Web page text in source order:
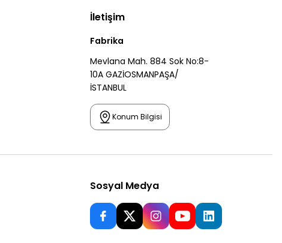
İletişim
Fabrika
Mevlana Mah. 884 Sok No:8-
10A GAZİOSMANPAŞA/
İSTANBUL
Konum Bilgisi
Sosyal Medya